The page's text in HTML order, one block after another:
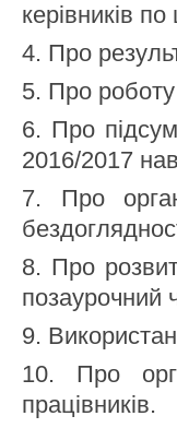
керівників по
4. Про
5. Про роботу
6. Про
2016/2017
7. Про
8. Про
позаурочний
9.
10. Про
працівників.